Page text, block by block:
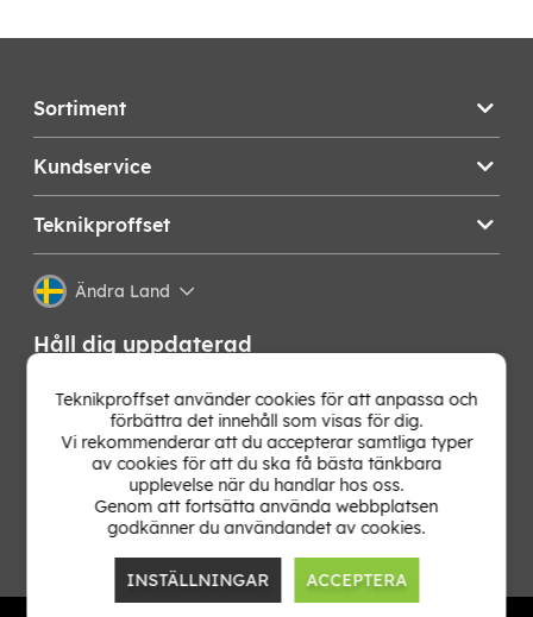
Sortiment
Kundservice
Teknikproffset
Ändra Land
Håll dig uppdaterad
Få de senaste nyheterna, hetaste erbjudandena och
bästa tipsen från oss direkt i din mejlkorg. Signa upp på
vårt nyhetsbrev!
Teknikproffset använder cookies för att anpassa och
förbättra det innehåll som visas för dig.
Vi rekommenderar att du accepterar samtliga typer
av cookies för att du ska få bästa tänkbara
upplevelse när du handlar hos oss.
Genom att fortsätta använda webbplatsen
godkänner du användandet av cookies.
INSTÄLLNINGAR ACCEPTERA